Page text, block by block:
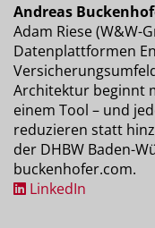
Andreas
Adam Riese
Datenplattformen
Architektur beginnt
einem Tool – und
reduzieren statt
der DHBW Baden-
buckenhofer.com.
LinkedIn